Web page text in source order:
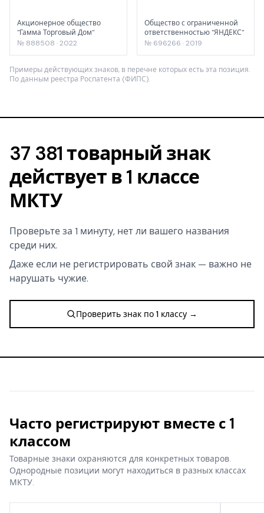
Акционерное общество
"Гамма Торговый Дом"
№ 888508 · 2022
Общество с ограниченной
ответственностью "ЯНДЕКС"
№ 696266 · 2019
Примеры действующих знаков, в перечне которых есть эта позиция.
По данным реестра Роспатента (ФИПС).
37 381 товарный знак
действует в 1 классе
МКТУ
Проверьте за 1 минуту, нет ли вашего названия
среди них.
Даже если не регистрировать свой знак — важно не
нарушать чужие.
Проверить знак по 1 классу →
Часто регистрируют вместе с 1
классом
Товарные знаки охраняются для конкретных товаров.
Однородные позиции могут находиться в разных классах
МКТУ.